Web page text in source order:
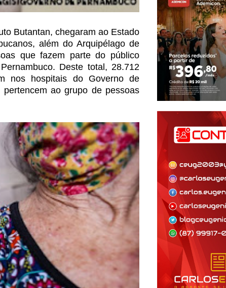
Butantan, chegaram ao Estado
além doArquipélago de
que fazem parte do público
Deste total, 28.712
nos hospitais doGoverno de
pertencem ao grupo de pessoas